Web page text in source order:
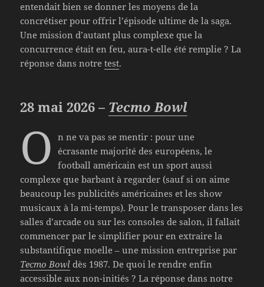
entendait bien se donner les moyens de la
concrétiser pour offrir l’épisode ultime de la saga.
Une mission d’autant plus complexe que la
concurrence était en feu, aura-t-elle été remplie ? La
réponse dans notretest.
28 mai 2026 – Tecmo Bowl
O n ne va pas se mentir : pour une
écrasante majorité des européens, le
football américain est un sport aussi
complexe que barbant à regarder (sauf si on aime
beaucoup les publicités américaines et les show
musicaux à la mi-temps). Pour le transposer dans les
salles d’arcade ou sur les consoles de salon, il fallait
commencer par le simplifier pour en extraire la
substantifique moelle – une mission entreprise par
Tecmo Bowl dès 1987. De quoi le rendre enfin
accessible aux non-initiés ? La réponse dans notre